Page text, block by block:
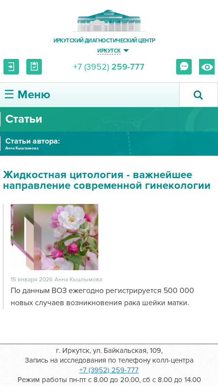
ИРКУТСКИЙ ДИАГНОСТИЧЕСКИЙ ЦЕНТР
ИРКУТСК
+7 (3952) 259-777
☰ Меню
О ЦЕНТРЕ
УСЛУГИ И ЦЕНЫ
ВРАЧУ
ПРАВОВАЯ ИНФОРМАЦИЯ
Статьи
Статьи автора:
Анна Кыштымова
Жидкостная цитология - важнейшее
направление современной гинекологии
15 января 2026 Анна Кыштымова
По данным ВОЗ ежегодно регистрируется 500 000
новых случаев возникновения рака шейки матки.
г. Иркутск, ул. Байкальская, 109,
Запись на исследования по телефону колл-центра
+7 (3952) 259-777
Режим работы пн-пт с 8.00 до 20.00, сб с 8.00 до 14.00